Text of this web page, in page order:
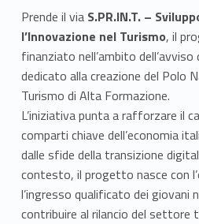
Prende il via S.PR.IN.T. –
l’Innovazione nel Turismo, il
finanziato nell’ambito
dedicato alla creazione del Polo
Turismo di Alta Formazione.
L’iniziativa punta a rafforzare il
comparti chiave dell’economia
dalle sfide della transizione
contesto, il progetto nasce con
l’ingresso qualificato dei giovani
contribuire al rilancio del settore